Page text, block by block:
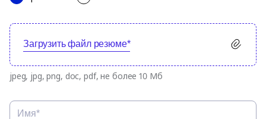
Загрузить файл резюме*
jpeg, jpg, png, doc, pdf, не более 10 Мб
Имя*